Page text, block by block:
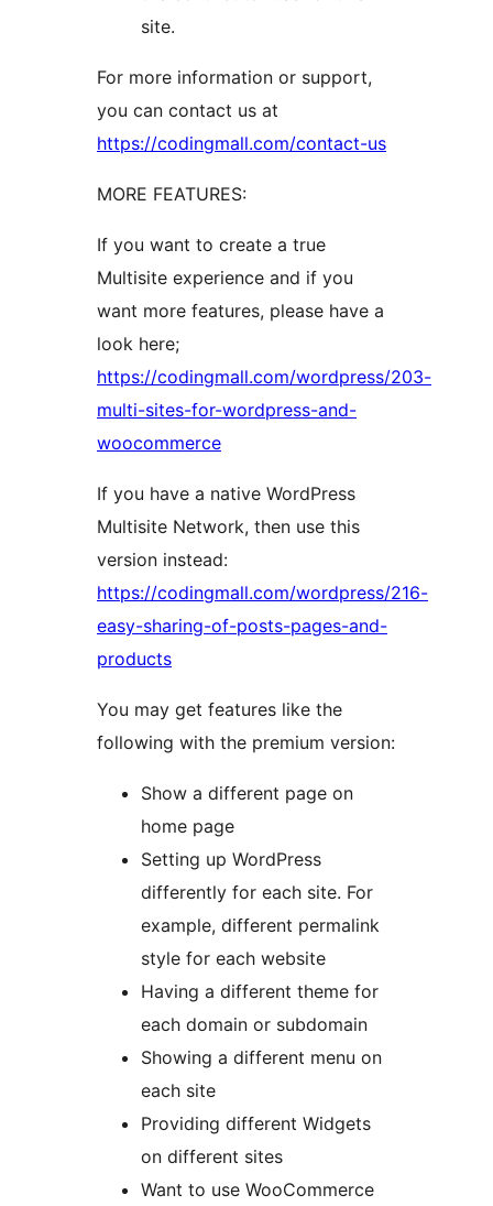
site.
For more information or support,
you can contact us at
https://codingmall.com/contact-us
MORE FEATURES:
If you want to create a true
Multisite experience and if you
want more features, please have a
look here;
https://codingmall.com/wordpress/203-
multi-sites-for-wordpress-and-
woocommerce
If you have a native WordPress
Multisite Network, then use this
version instead:
https://codingmall.com/wordpress/216-
easy-sharing-of-posts-pages-and-
products
You may get features like the
following with the premium version:
Show a different page on
home page
Setting up WordPress
differently for each site. For
example, different permalink
style for each website
Having a different theme for
each domain or subdomain
Showing a different menu on
each site
Providing different Widgets
on different sites
Want to use WooCommerce